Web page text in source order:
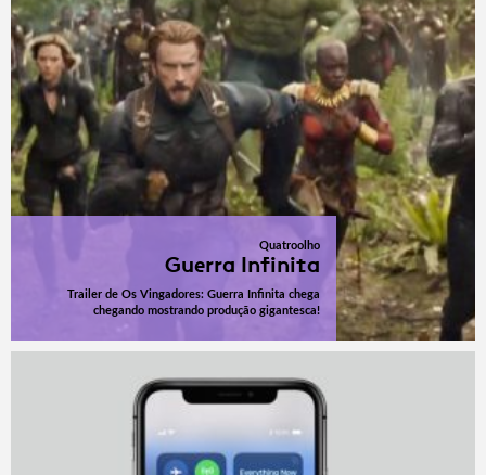
Quatroolho
Guerra Infinita
Trailer de Os Vingadores: Guerra Infinita chega
chegando mostrando produção gigantesca!